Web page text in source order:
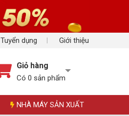
Tuyển dụng Giới thiệu
Giỏ hàng
Có 0 sản phẩm
NHÀ MÁY SẢN XUẤT